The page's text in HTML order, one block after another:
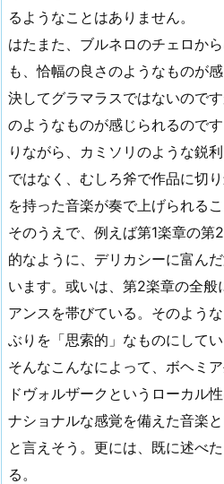
るようなことはありません。
はたまた、ブルネロのチェロか
も、恰幅の良さのようなものが
決してグラマラスではないので
のようなものが感じられるので
りながら、カミソリのような鋭
ではなく、むしろ斧で作品に切
を持った音楽が奏で上げられるこ
そのうえで、例えば第1楽章の第
的なように、デリカシーに富ん
います。或いは、第2楽章の全般
アンスを帯びている。そのよう
ぶりを「思索的」なものにしてい
そんなこんなによって、ボヘミ
ドヴォルザークというローカル
ナショナルな感覚を備えた音楽
と言えそう。更には、既に述べ
る。